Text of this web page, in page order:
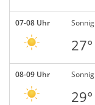
07-08 Uhr Sonnig
27°
08-09 Uhr Sonnig
29°